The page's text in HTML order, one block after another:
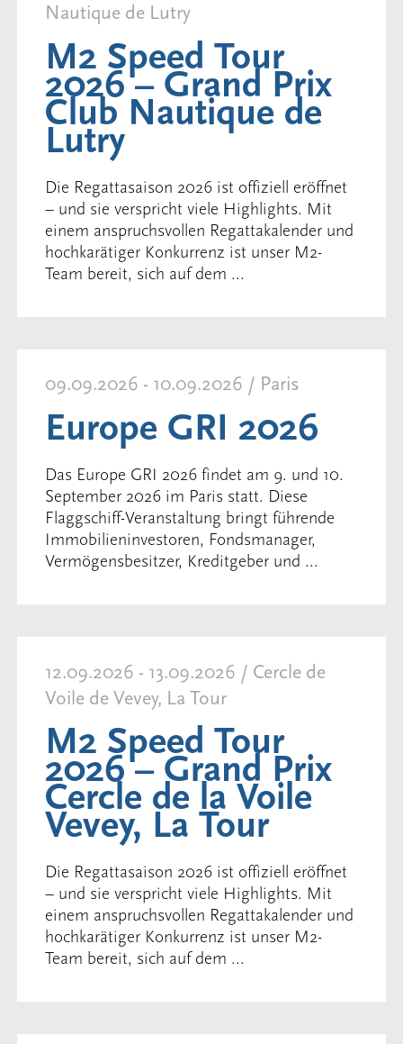
Nautique de Lutry
M2 Speed Tour
2026 – Grand Prix
Club Nautique de
Lutry
Die Regattasaison 2026 ist offiziell eröffnet
– und sie verspricht viele Highlights. Mit
einem anspruchsvollen Regattakalender und
hochkarätiger Konkurrenz ist unser M2-
Team bereit, sich auf dem ...
09.09.2026 - 10.09.2026 / Paris
Europe GRI 2026
Das Europe GRI 2026 findet am 9. und 10.
September 2026 im Paris statt. Diese
Flaggschiff-Veranstaltung bringt führende
Immobilieninvestoren, Fondsmanager,
Vermögensbesitzer, Kreditgeber und ...
12.09.2026 - 13.09.2026 / Cercle de
Voile de Vevey, La Tour
M2 Speed Tour
2026 – Grand Prix
Cercle de la Voile
Vevey, La Tour
Die Regattasaison 2026 ist offiziell eröffnet
– und sie verspricht viele Highlights. Mit
einem anspruchsvollen Regattakalender und
hochkarätiger Konkurrenz ist unser M2-
Team bereit, sich auf dem ...